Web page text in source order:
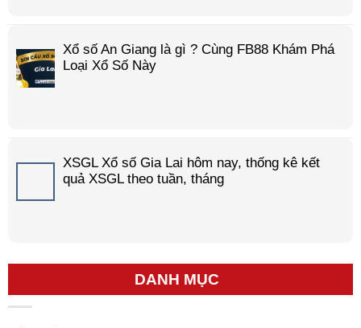
Xổ số An Giang là gì ? Cùng FB88 Khám Phá
Loại Xổ Số Này
XSGL Xổ số Gia Lai hôm nay, thống kê kết
quả XSGL theo tuần, tháng
DANH MỤC